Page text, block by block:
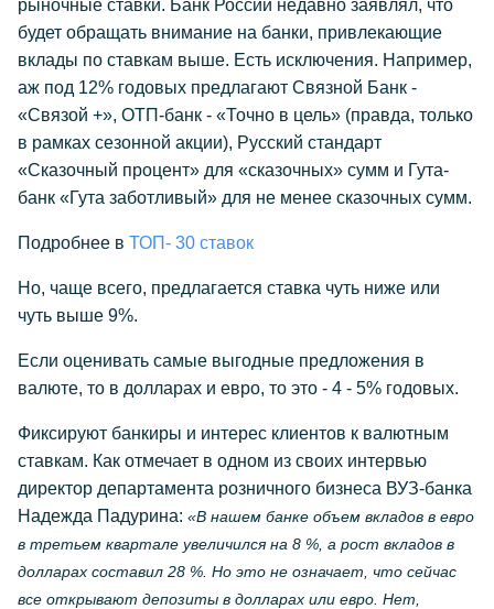
рыночные ставки. Банк России недавно заявлял, что
будет обращать внимание на банки, привлекающие
вклады по ставкам выше. Есть исключения. Например,
аж под 12% годовых предлагают Связной Банк -
«Связой +», ОТП-банк - «Точно в цель» (правда, только
в рамках сезонной акции), Русский стандарт
«Сказочный процент» для «сказочных» сумм и Гута-
банк «Гута заботливый» для не менее сказочных сумм.
Подробнее в ТОП- 30 ставок
Но, чаще всего, предлагается ставка чуть ниже или
чуть выше 9%.
Если оценивать самые выгодные предложения в
валюте, то в долларах и евро, то это - 4 - 5% годовых.
Фиксируют банкиры и интерес клиентов к валютным
ставкам. Как отмечает в одном из своих интервью
директор департамента розничного бизнеса ВУЗ-банка
Надежда Падурина: «В нашем банке объем вкладов в евро
в третьем квартале увеличился на 8 %, а рост вкладов в
долларах составил 28 %. Но это не означает, что сейчас
все открывают депозиты в долларах или евро. Нет,